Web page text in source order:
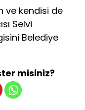
ve kendisi de
Selvi
Belediye
misiniz?